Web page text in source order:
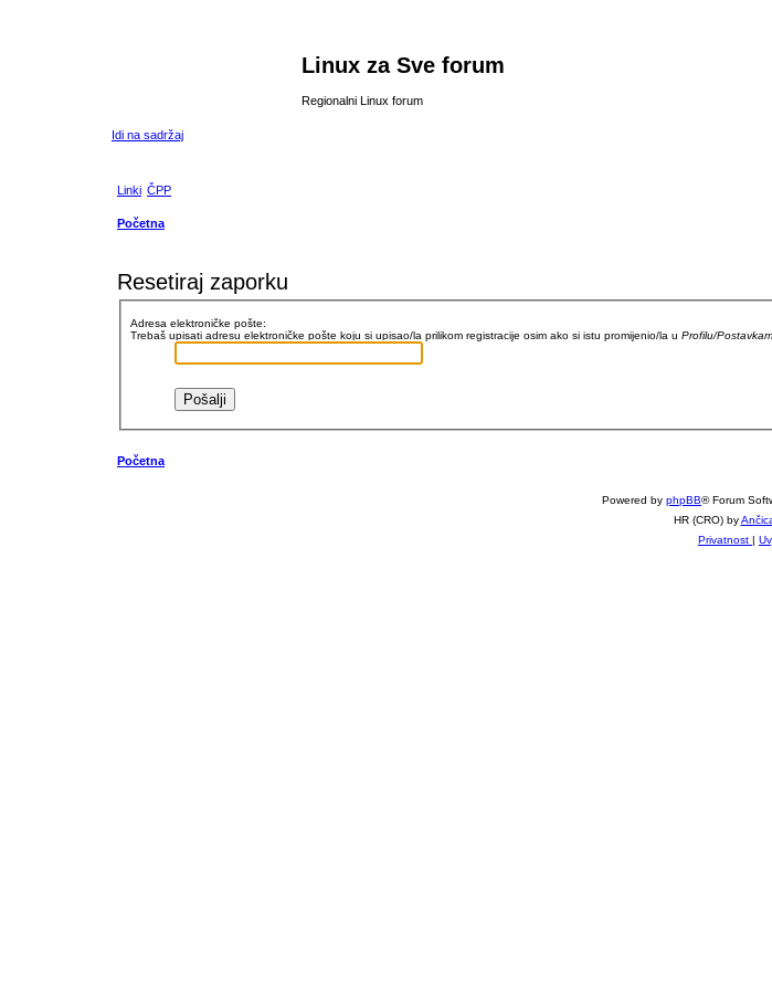
Linux za Sve forum
Regionalni Linux forum
Idi na sadržaj
Linki ČPP
Početna
Resetiraj zaporku
Adresa elektroničke pošte:
Trebaš upisati adresu elektroničke pošte koju si upisao/la prilikom registracije osim ako si istu promijenio/la u Profilu/
Početna
Powered by phpBB® Forum
HR (CRO) by
Privatnost |